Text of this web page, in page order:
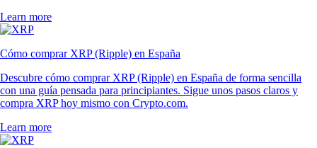
Learn more
Cómo comprar XRP (Ripple) en España
Descubre cómo comprar XRP (Ripple) en España de forma sencilla
con una guía pensada para principiantes. Sigue unos pasos claros y
compra XRP hoy mismo con Crypto.com.
Learn more